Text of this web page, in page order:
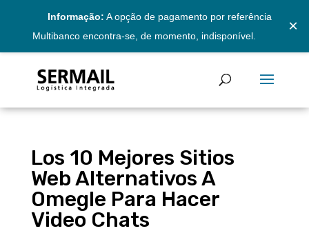
Informação: A opção de pagamento por referência
Multibanco encontra-se, de momento, indisponível.
×
Los 10 Mejores Sitios
Web Alternativos A
Omegle Para Hacer
Video Chats